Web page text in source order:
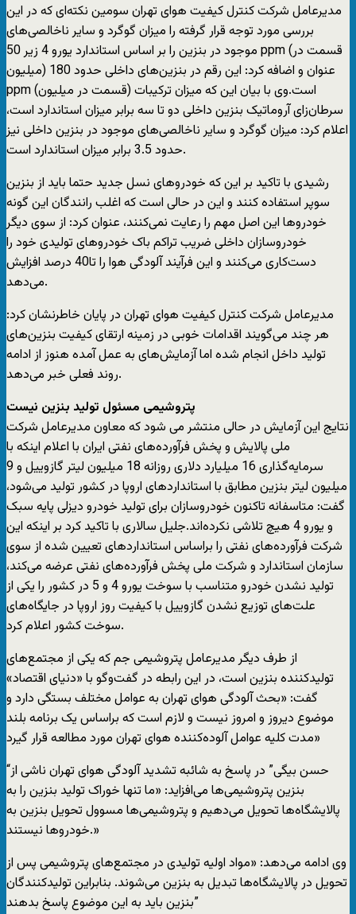
مدیرعامل شرکت کنترل کیفیت هوای تهران سومین نکته‌ای که در این
بررسی مورد توجه قرار گرفته را میزان گوگرد و سایر ناخالصی‌های
موجود در بنزین را بر اساس استاندارد یورو 4 زیر 50 ppm (قسمت در
میلیون) عنوان و اضافه کرد: این رقم در بنزین‌های داخلی حدود 180
ppm (قسمت در میلیون) است.وی با بیان این که میزان ترکیبات
سرطان‌زای آروماتیک بنزین داخلی دو تا سه برابر میزان استاندارد است،
اعلام کرد: میزان گوگرد و سایر ناخالصی‌های موجود در بنزین داخلی نیز
حدود 3.5 برابر میزان استاندارد است.
رشیدی با تاکید بر این که خودروهای نسل جدید حتما باید از بنزین
سوپر استفاده کنند و این در حالی است که اغلب رانندگان این گونه
خودروها این اصل مهم را رعایت نمی‌کنند، عنوان کرد: از سوی دیگر
خودروسازان داخلی ضریب تراکم باک خودروهای تولیدی خود را
دست‌کاری می‌کنند و این فرآیند آلودگی هوا را تا40 درصد افزایش
می‌دهد.
مدیرعامل شرکت کنترل کیفیت هوای تهران در پایان خاطرنشان کرد:
هر چند می‌گویند اقدامات خوبی در زمینه ارتقای کیفیت بنزین‌های
تولید داخل انجام شده اما آزمایش‌های به عمل آمده هنوز از ادامه
روند فعلی خبر می‌دهد.
پتروشیمی مسئول تولید بنزین نیست
نتایج این آزمایش در حالی منتشر می شود که معاون مدیرعامل شرکت
ملی پالایش و پخش فرآورده‌های نفتی ایران با اعلام اینکه با
سرمایه‌گذاری 16 میلیارد دلاری روزانه 18 میلیون لیتر گازوییل و 9
میلیون لیتر بنزین مطابق با استاندارد‌های اروپا در کشور تولید می‌شود،
گفت: متاسفانه تاکنون خودروسازان برای تولید خودرو دیزلی پایه سبک
و یورو 4 هیچ تلاشی نکرده‌اند.جلیل سالاری با تاکید کرد بر اینکه این
شرکت فرآورده‌های نفتی را براساس استاندارد‌های تعیین شده از سوی
سازمان استاندارد و شرکت ملی پخش فرآورده‌های نفتی عرضه می‌کند،
تولید نشدن خودرو متناسب با سوخت یورو 4 و 5 در کشور را یکی از
علت‌های توزیع نشدن گازوییل با کیفیت روز اروپا در جایگاه‌های
سوخت کشور اعلام کرد.
از طرف دیگر مدیرعامل پتروشیمی جم که یکی از مجتمع‌های
تولیدکننده بنزین است، در این رابطه در گفت‌وگو با «دنیای اقتصاد»
گفت: «بحث آلودگی هوای تهران به عوامل مختلف بستگی دارد و
موضوع دیروز و امروز نیست و لازم است که براساس یک برنامه بلند
مدت کلیه عوامل آلوده‌کننده هوای تهران مورد مطالعه قرار گیرد»
“حسن بیگی” در پاسخ به شائبه تشدید آلودگی هوای تهران ناشی از
بنزین پتروشیمی‌ها می‌افزاید: «ما تنها خوراک تولید بنزین را به
پالایشگاه‌ها تحویل می‌دهیم و پتروشیمی‌ها مسوول تحویل بنزین به
خودروها نیستند.»
وی ادامه می‌دهد: «مواد اولیه تولیدی در مجتمع‌های پتروشیمی پس از
تحویل در پالایشگاه‌ها تبدیل به بنزین می‌شوند. بنابراین تولیدکنندگان
بنزین باید به این موضوع پاسخ بدهند”